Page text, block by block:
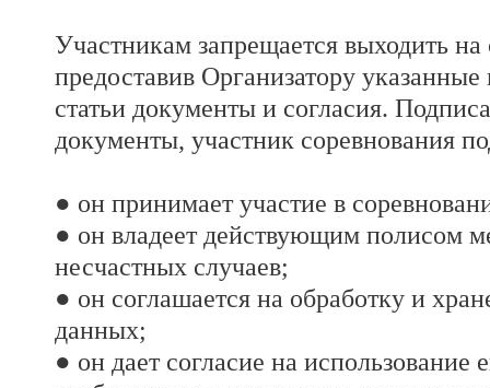
Участникам запрещается выходить на
предоставив Организатору
статьи документы и согласия.
документы, участник соревнования
● он принимает участие в
● он владеет действующим полисом
несчастных случаев;
● он соглашается на обработку и
данных;
● он дает согласие на использование